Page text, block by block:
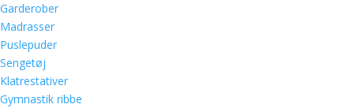
Garderober
Madrasser
Puslepuder
Sengetøj
Klatrestativer
Gymnastik ribbe